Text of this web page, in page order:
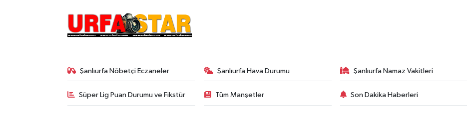
Şanlıurfa Nöbetçi Eczaneler Şanlıurfa Hava Durumu Şanlıurfa Namaz Vakitleri
Süper Lig Puan Durumu ve Fikstür Tüm Manşetler Son Dakika Haberleri